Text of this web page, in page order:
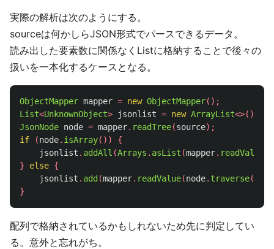
実際の解析は次のようにする。
sourceは何かしらJSON形式でパースできるデータ。
読み出した要素数に関係なくListに格納することで後々の
扱いを一本化するケースとなる。
ObjectMapper mapper = new ObjectMapper();
List<UnknownObject> jsonlist = new ArrayList<>();
JsonNode node = mapper. readTree(source);
if
(node. isArray())
{
jsonlist . addAll (Arrays . asList (mapper. readValue
}
else {
jsonlist . add (mapper. readValue(node. traverse(),
}
配列で格納されているかもしれないため先に判定してい
る。意外と忘れがち。